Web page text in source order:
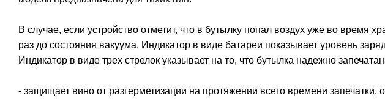
В случае, если устройство отметит, что в бутылку попал воздух уже во время
раз до состояния вакуума. Индикатор в виде батареи показывает уровень
Индикатор в виде трех стрелок указывает на то, что бутылка надежно
- защищает вино от разгерметизации на протяжении всего времени запечатки,